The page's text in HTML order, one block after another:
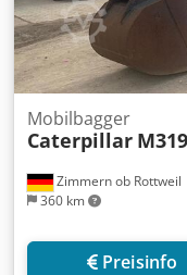
Zimmern ob Rottweil
360 km
Mobilbagger
Caterpillar
Preisinfo